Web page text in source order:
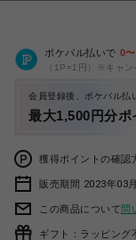
ポケパル払いで 0〜
（1P=1円）※キャン
会員登録後、ポケパル払
最大1,500円分ポ
獲得ポイントの確認
販売期間 2023年03
この商品について問
ギフト：ラッピング